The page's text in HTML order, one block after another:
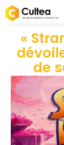
«
de